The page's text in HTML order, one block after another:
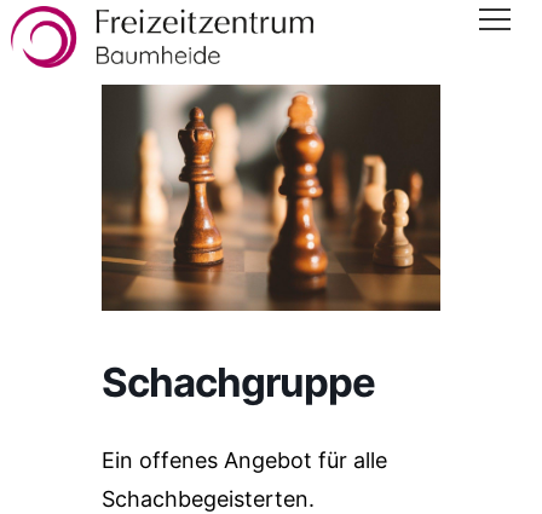
Schachgruppe
Ein offenes Angebot für alle
Schachbegeisterten.